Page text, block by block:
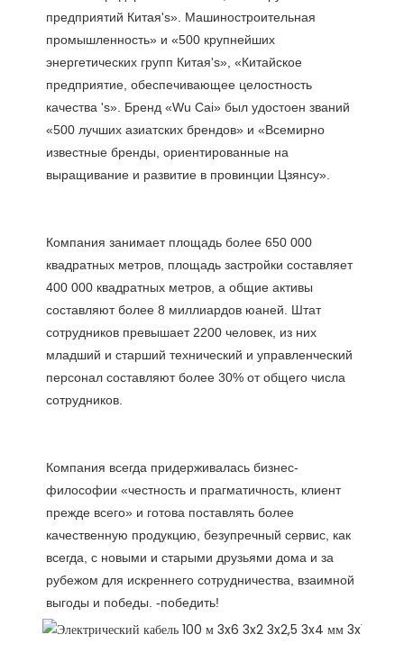
предприятий Китая's». Машиностроительная
промышленность» и «500 крупнейших
энергетических групп Китая's», «Китайское
предприятие, обеспечивающее целостность
качества 's». Бренд «Wu Cai» был удостоен званий
«500 лучших азиатских брендов» и «Всемирно
известные бренды, ориентированные на
Компания занимает площадь более 650 000
квадратных метров, площадь застройки составляет
400 000 квадратных метров, а общие активы
составляют более 8 миллиардов юаней. Штат
сотрудников превышает 2200 человек, из них
младший и старший технический и управленческий
персонал составляют более 30% от общего числа
Компания всегда придерживалась бизнес-
философии «честность и прагматичность, клиент
прежде всего» и готова поставлять более
качественную продукцию, безупречный сервис, как
всегда, с новыми и старыми друзьями дома и за
рубежом для искреннего сотрудничества, взаимной